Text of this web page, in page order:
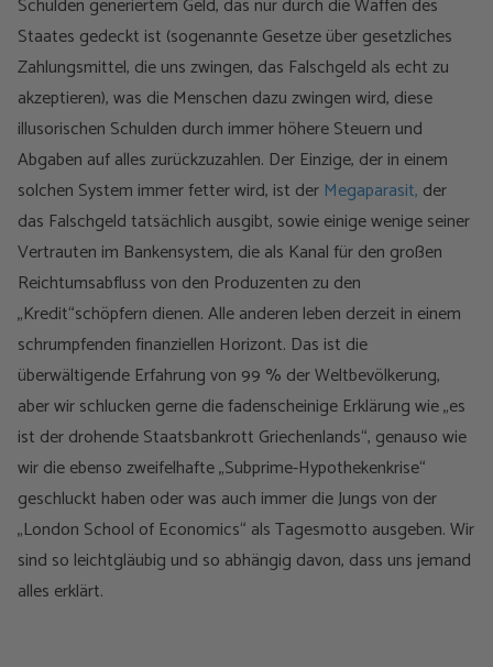
Staates gedeckt ist (sogenannte Gesetze über gesetzliches
Zahlungsmittel, die uns zwingen, das Falschgeld als echt zu
akzeptieren), was die Menschen dazu zwingen wird, diese
illusorischen Schulden durch immer höhere Steuern und
Abgaben auf alles zurückzuzahlen. Der Einzige, der in einem
solchen System immer fetter wird, ist der Megaparasit, der
das Falschgeld tatsächlich ausgibt, sowie einige wenige seiner
Vertrauten im Bankensystem, die als Kanal für den großen
Reichtumsabfluss von den Produzenten zu den
„Kredit“schöpfern dienen. Alle anderen leben derzeit in einem
schrumpfenden finanziellen Horizont. Das ist die
überwältigende Erfahrung von 99 % der Weltbevölkerung,
aber wir schlucken gerne die fadenscheinige Erklärung wie „es
ist der drohende Staatsbankrott Griechenlands“, genauso wie
wir die ebenso zweifelhafte „Subprime-Hypothekenkrise“
geschluckt haben oder was auch immer die Jungs von der
„London School of Economics“ als Tagesmotto ausgeben. Wir
sind so leichtgläubig und so abhängig davon, dass uns jemand
alles erklärt.